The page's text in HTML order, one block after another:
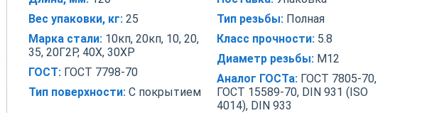
Вес упаковки, кг: 25
Марка стали: 10кп, 20кп, 10, 20,
35, 20Г2Р, 40Х, 30ХР
ГОСТ: ГОСТ 7798-70
Тип поверхности: С покрытием
Тип резьбы: Полная
Класс прочности: 5.8
Диаметр резьбы: М12
Аналог ГОСТа: ГОСТ 7805-70,
ГОСТ 15589-70, DIN 931 (ISO
4014), DIN 933